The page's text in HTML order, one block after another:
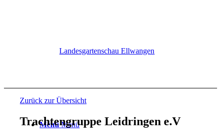
Landesgartenschau Ellwangen
Menü Menü
Zurück zur Übersicht
Trachtengruppe Leidringen e.V